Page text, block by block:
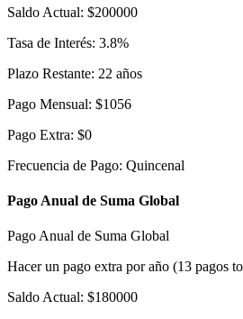
Saldo Actual: $200000
Tasa de Interés: 3.8%
Plazo Restante: 22 años
Pago Mensual: $1056
Pago Extra: $0
Frecuencia de Pago: Quincenal
Pago Anual de Suma Global
Pago Anual de Suma Global
Hacer un pago extra por año (13 pagos
Saldo Actual: $180000